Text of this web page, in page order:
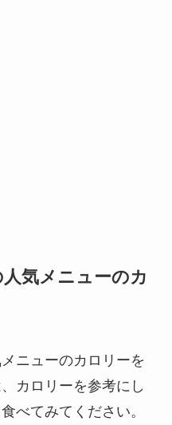
気メニューのカ
ニューのカロリーを
カロリーを参考にし
べてみてください。